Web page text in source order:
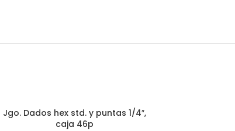
Jgo. Dados hex std. y puntas 1/4″,
caja 46p